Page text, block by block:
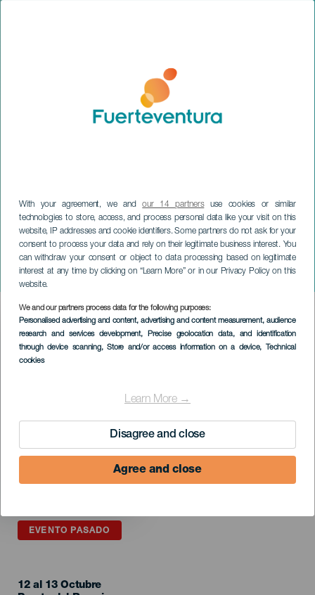
With your agreement, we andour 14 partnersuse cookies or similar
technologies to store, access, and process personal data like your visit on this
website, IP addresses and cookie identifiers. Some partners do not ask for your
consent to process your data and rely on their legitimate business interest. You
can withdraw your consent or object to data processing based on legitimate
interest at any time by clicking on “Learn More” or in our Privacy Policy on this
website.
We and our partners process data for the following purposes:
Personalised advertising and content, advertising and content measurement, audience
research and services development, Precise geolocation data, and identification
through device scanning, Store and/or access information on a device, Technical
cookies
Learn More →
Disagree and close
Agree and close
Gran circo acrobático de
China. Fuerteventura
FUERTEVENTURA
Imagen
Listado
EVENTO PASADO
12 al 13 Octubre